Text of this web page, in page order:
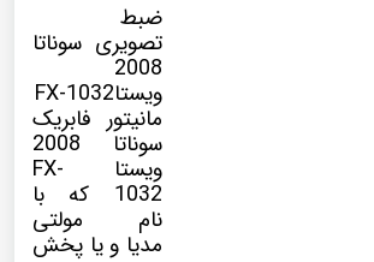
ضبط
تصویری سوناتا
2008
ویستاFX-1032
مانیتور فابریک
سوناتا 2008
ویستا FX-
1032 که با
نام مولتی
مدیا و یا پخش